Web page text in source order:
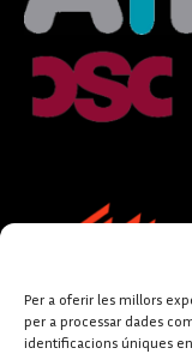
Per a oferir les millors
per a processar dades
identificacions úniques